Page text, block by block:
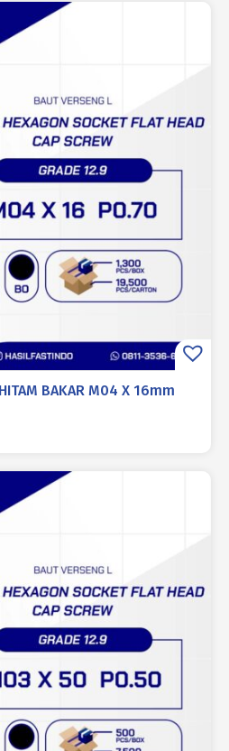
BAKAR M04 X 16mm